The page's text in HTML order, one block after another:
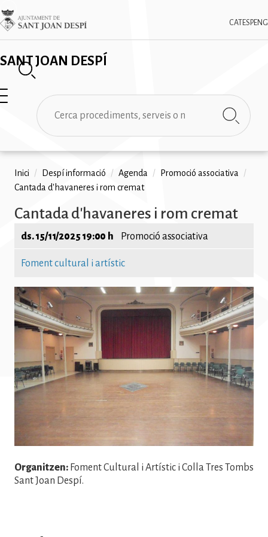
Vés
al
contingut
SANT JOAN DESPÍ
CAT ESPENG
Imatge
✕
Cerca
Fil
d'ariadna
Inici / Despí informació / Agenda / Promoció associativa
/
Cantada d'havaneres i rom cremat
Cantada d'havaneres i rom cremat
ds. 15/11/2025 19:00 h Promoció associativa
Foment cultural i artístic
Organitzen: Foment Cultural i Artístic i Colla Tres Tombs
Sant Joan Despí.
Imatge